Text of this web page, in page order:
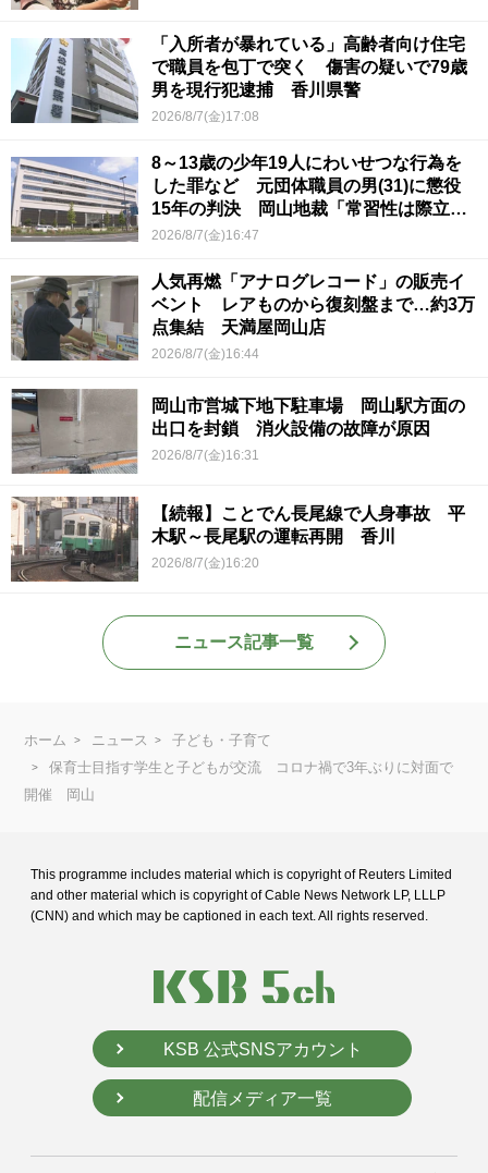
「入所者が暴れている」高齢者向け住宅
で職員を包丁で突く 傷害の疑いで79歳
男を現行犯逮捕 香川県警
2026/8/7(金)17:08
8～13歳の少年19人にわいせつな行為を
した罪など 元団体職員の男(31)に懲役
15年の判決 岡山地裁「常習性は際立っ
ていて被害結果も非常に重い」
2026/8/7(金)16:47
人気再燃「アナログレコード」の販売イ
ベント レアものから復刻盤まで…約3万
点集結 天満屋岡山店
2026/8/7(金)16:44
岡山市営城下地下駐車場 岡山駅方面の
出口を封鎖 消火設備の故障が原因
2026/8/7(金)16:31
【続報】ことでん長尾線で人身事故 平
木駅～長尾駅の運転再開 香川
2026/8/7(金)16:20
ニュース記事一覧
ホーム ニュース
子ども・子育て
保育士目指す学生と子どもが交流 コロナ禍で3年ぶりに対面で
開催 岡山
This programme includes material which is copyright of Reuters Limited
and other material which is copyright of Cable News Network LP, LLLP
(CNN) and which may be captioned in each text. All rights reserved.
KSB 公式SNSアカウント
配信メディア一覧